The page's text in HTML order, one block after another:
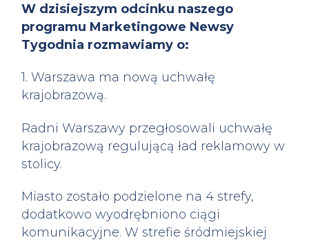
W dzisiejszym odcinku naszego
programu Marketingowe Newsy
Tygodnia rozmawiamy o:
1. Warszawa ma nową uchwałę
krajobrazową.
Radni Warszawy przegłosowali uchwałę
krajobrazową regulującą ład reklamowy w
stolicy.
Miasto zostało podzielone na 4 strefy,
dodatkowo wyodrębniono ciągi
komunikacyjne. W strefie śródmiejskiej